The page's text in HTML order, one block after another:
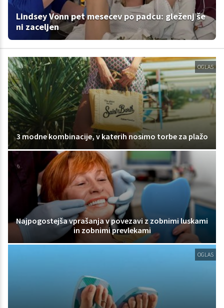
Lindsey Vonn pet mesecev po padcu: gleženj še
ni zaceljen
OGLAS
3 modne kombinacije, v katerih nosimo torbe za plažo
Najpogostejša vprašanja v povezavi z zobnimi luskami
in zobnimi prevlekami
OGLAS